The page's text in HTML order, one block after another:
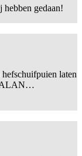
hebben gedaan!
laten